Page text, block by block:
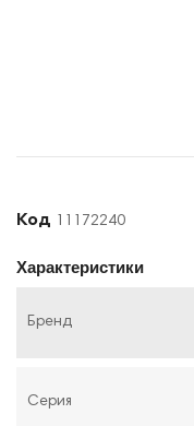
Код 11172240
Характеристики
Бренд
Серия